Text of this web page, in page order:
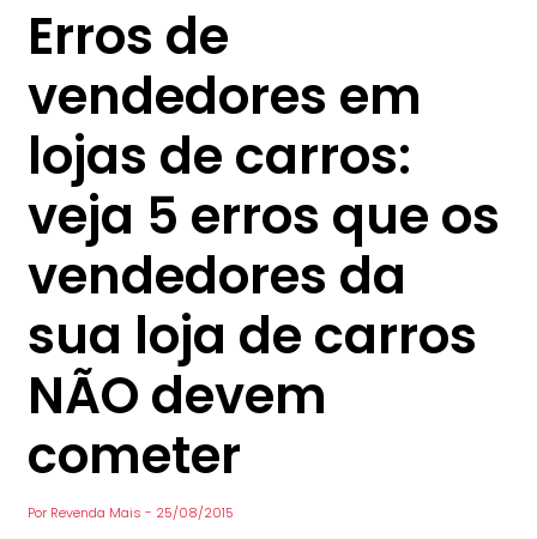
Erros de
vendedores em
lojas de carros:
veja 5 erros que os
vendedores da
sua loja de carros
NÃO devem
cometer
Por Revenda Mais- 25/08/2015